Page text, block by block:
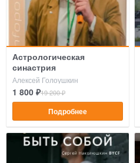
Астрологическая
синастрия
Алексей Голоушкин
1 800 ₽19 200 ₽
Подробнее